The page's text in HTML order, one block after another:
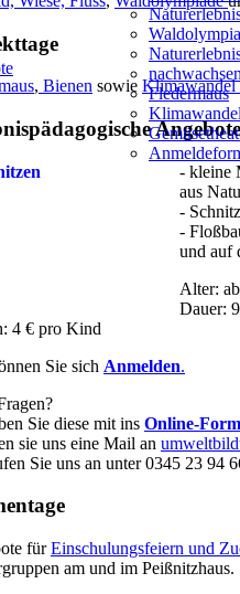
Fledermaus
, Bienen sowie Klimawandel
- kleine
aus
-
-
und auf
Alter:
Dauer:
4 € pro Kind
Sie sich Anmelden.
Sie diese mit ins Online-
sie uns eine Mail an
Sie uns an unter 0345 23 94
fürEinschulungsfeiern und
am und im Peißnitzhaus.